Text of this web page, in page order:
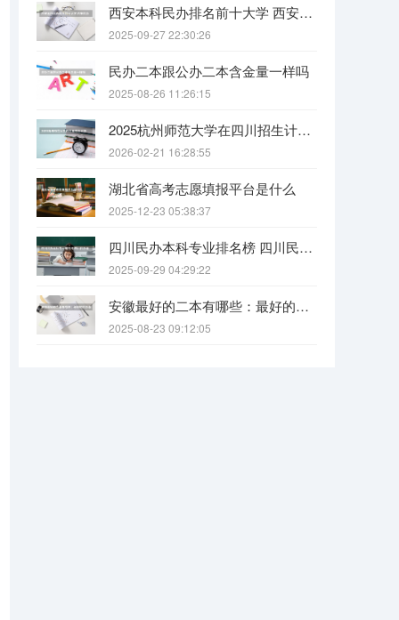
西安本科民办排名前十大学 西安民办本科院校排名
2025-09-27 22:30:26
民办二本跟公办二本含金量一样吗
2025-08-26 11:26:15
2025杭州师范大学在四川招生计划是什么（2026参考）
2026-02-21 16:28:55
湖北省高考志愿填报平台是什么
2025-12-23 05:38:37
四川民办本科专业排名榜 四川民办本科院校排名
2025-09-29 04:29:22
安徽最好的二本有哪些：最好的民办本科，最好的公办二本大学
2025-08-23 09:12:05